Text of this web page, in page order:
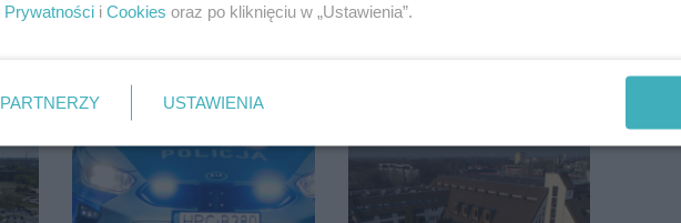
Prywatności i Cookies oraz po kliknięciu w „Ustawienia”.
PARTNERZY USTAWIENIA